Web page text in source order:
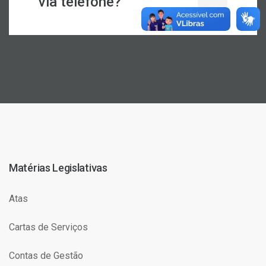
Matérias Legislativas
Atas
Cartas de Serviços
Contas de Gestão